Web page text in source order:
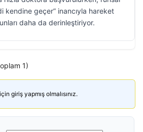
kendine geçer” inancıyla hareket
daha da derinleştiriyor.
1)
giriş yapmış olmalısınız.